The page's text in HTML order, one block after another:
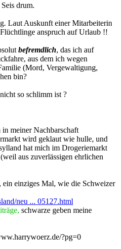
drum.
Laut Auskunft einer Mitarbeiterin
anspruch auf Urlaub !!
befremdlich, das ich auf
aus dem ich wegen
(Mord, Vergewaltigung,
bin?
so schlimm ist ?
in meiner Nachbarschaft
wird geklaut wie hulle, und
hat mich im Drogeriemarkt
aus zuverlässigen ehrlichen
einziges Mal, wie die Schweizer
neu ... 05127.html
schwarze geben meine
?pg=0